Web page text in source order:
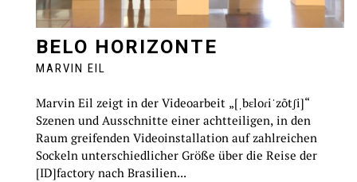
BELO HORIZONTE
MARVIN EIL
Marvin Eil zeigt in der Videoarbeit „[ˌbɛloɾiˈzõtʃi]“
Szenen und Ausschnitte einer achtteiligen, in den
Raum greifenden Videoinstallation auf zahlreichen
Sockeln unterschiedlicher Größe über die Reise der
[ID]factory nach Brasilien...